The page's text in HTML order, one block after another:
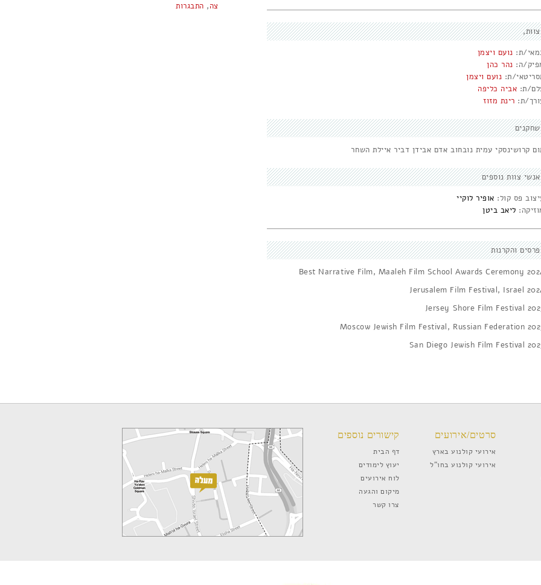
צוות
ת: נועם ויצמן
ה: נהר כהן
ת: נועם ויצמן
ת: אביה כליפה
ת: רינת מזוז
שחקנים
קרושינסקי עמית נובחוב אדם אבידן דביר איילת השחר
אנשי צוות נוספים
פס קול: אופיר לוקיי
ליאב ביטן
פרסים והקרנות
Best Narrative Film, Maaleh Film School Awards Ceremony
Jerusalem Film Festival, Israel
Jersey Shore Film Festival
Moscow Jewish Film Festival, Russian Federation
San Diego Jewish Film Festival
צה, התבגרות
סרטים/אירועים
אירועי קולנוע בארץ
אירועי קולנוע בחו”ל
קישורים נוספים
דף הבית
יעוץ לימודים
לוח אירועים
מיקום והגעה
צרו קשר